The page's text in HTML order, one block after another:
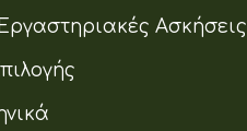
Ασκήσεις